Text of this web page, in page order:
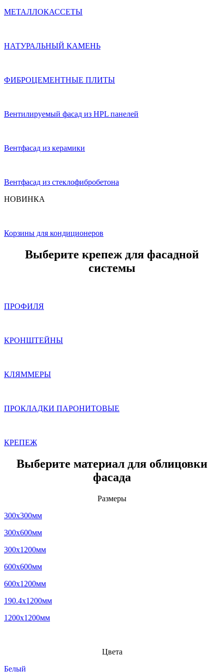
МЕТАЛЛОКАССЕТЫ
НАТУРАЛЬНЫЙ КАМЕНЬ
ФИБРОЦЕМЕНТНЫЕ ПЛИТЫ
Вентилируемый фасад из HPL панелей
Вентфасад из керамики
Вентфасад из стеклофибробетона
НОВИНКА
Корзины для кондиционеров
Выберите крепеж для фасадной
системы
ПРОФИЛЯ
КРОНШТЕЙНЫ
КЛЯММЕРЫ
ПРОКЛАДКИ ПАРОНИТОВЫЕ
КРЕПЕЖ
Выберите материал для облицовки
фасада
Размеры
300x300мм
300x600мм
300x1200мм
600x600мм
600x1200мм
190.4x1200мм
1200x1200мм
Цвета
Белый